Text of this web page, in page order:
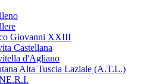
Giovanni XXIII
Castellana
d'Agliano
Alta Tuscia Laziale (A.T.L.)